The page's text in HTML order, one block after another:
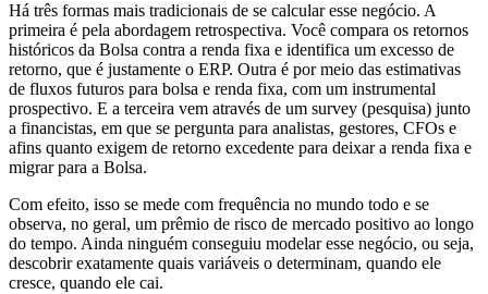
Há três formas mais tradicionais de se calcular esse negócio. A
primeira é pela abordagem retrospectiva. Você compara os retornos
históricos da Bolsa contra a renda fixa e identifica um excesso de
retorno, que é justamente o ERP. Outra é por meio das estimativas
de fluxos futuros para bolsa e renda fixa, com um instrumental
prospectivo. E a terceira vem através de um survey (pesquisa) junto
a financistas, em que se pergunta para analistas, gestores, CFOs e
afins quanto exigem de retorno excedente para deixar a renda fixa e
migrar para a Bolsa.
Com efeito, isso se mede com frequência no mundo todo e se
observa, no geral, um prêmio de risco de mercado positivo ao longo
do tempo. Ainda ninguém conseguiu modelar esse negócio, ou seja,
descobrir exatamente quais variáveis o determinam, quando ele
cresce, quando ele cai.